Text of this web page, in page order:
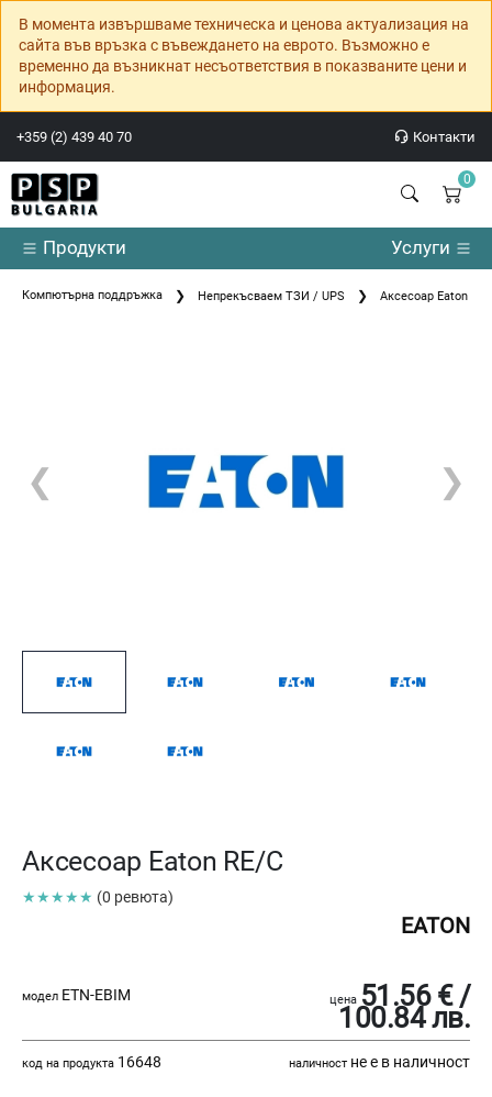
В момента извършваме техническа и ценова актуализация на
сайта във връзка с въвеждането на еврото. Възможно е
временно да възникнат несъответствия в показваните цени и
информация.
+359 (2) 439 40 70 Контакти
0
Продукти Услуги
Компютърна поддръжка Непрекъсваем ТЗИ / UPS Аксесоар Eaton
❮ ❯
Аксесоар Eaton RE/C
★★★★★ (0 ревюта)
EATON
модел ETN-EBIM цена 51.56 € /
100.84 лв.
код на продукта 16648 наличност не е в наличност